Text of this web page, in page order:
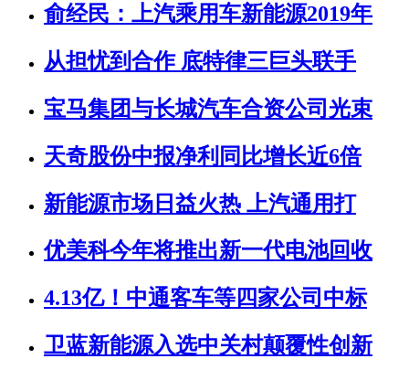
俞经民：上汽乘用车新能源2019年
从担忧到合作 底特律三巨头联手
宝马集团与长城汽车合资公司光束
天奇股份中报净利同比增长近6倍
新能源市场日益火热 上汽通用打
优美科今年将推出新一代电池回收
4.13亿！中通客车等四家公司中标
卫蓝新能源入选中关村颠覆性创新